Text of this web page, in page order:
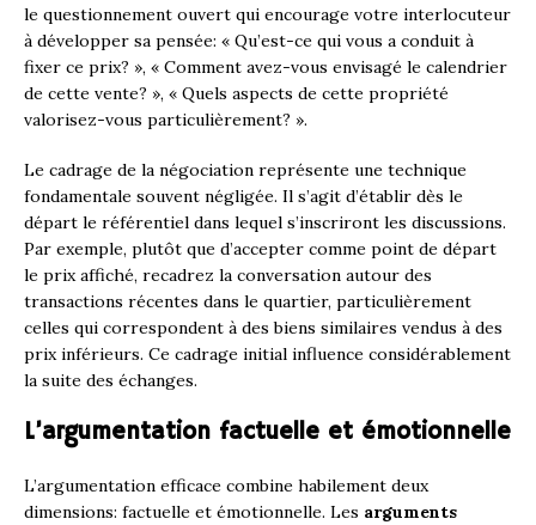
le questionnement ouvert qui encourage votre interlocuteur
à développer sa pensée: « Qu’est-ce qui vous a conduit à
fixer ce prix? », « Comment avez-vous envisagé le calendrier
de cette vente? », « Quels aspects de cette propriété
valorisez-vous particulièrement? ».
Le cadrage de la négociation représente une technique
fondamentale souvent négligée. Il s’agit d’établir dès le
départ le référentiel dans lequel s’inscriront les discussions.
Par exemple, plutôt que d’accepter comme point de départ
le prix affiché, recadrez la conversation autour des
transactions récentes dans le quartier, particulièrement
celles qui correspondent à des biens similaires vendus à des
prix inférieurs. Ce cadrage initial influence considérablement
la suite des échanges.
L’argumentation factuelle et émotionnelle
L’argumentation efficace combine habilement deux
dimensions: factuelle et émotionnelle. Les arguments